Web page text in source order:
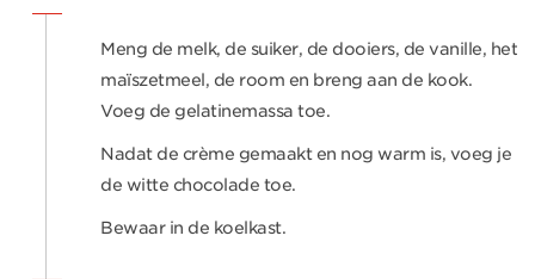
Meng de melk, de suiker, de dooiers, de vanille, het
maïszetmeel, de room en breng aan de kook.
Voeg de gelatinemassa toe.
Nadat de crème gemaakt en nog warm is, voeg je
de witte chocolade toe.
Bewaar in de koelkast.